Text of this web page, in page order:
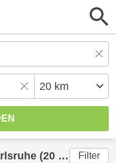
(20 km) gefunden Filter